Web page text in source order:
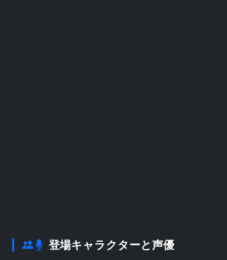
登場キャラクターと声優